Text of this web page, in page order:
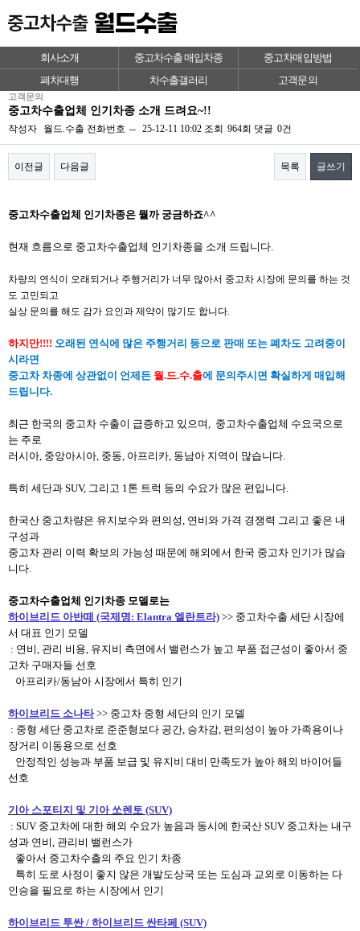
회사소개 중고차수출 매입차종
중고차매입방법
폐차대행
차수출갤러리 고객문의
고객문의
중고차수출업체 인기차종 소개 드려요~!!
작성자 월드.수출 전화번호 -- 25-12-11 10:02 조회 964회 댓글 0건
이전글 다음글 목록 글쓰기
중고차수출업체 인기차종은 뭘까 궁금하죠^^
현재 흐름으로 중고차수출업체 인기차종을 소개 드립니다.
차량의 연식이 오래되거나 주행거리가 너무 많아서 중고차 시장에 문의를 하는 것
도 고민되고
실상 문의를 해도 감가 요인과 제약이 많기도 합니다.
하지만!!!! 오래된 연식에 많은 주행거리 등으로 판매 또는 폐차도 고려중이
시라면
중고차 차종에 상관없이 언제든 월.드.수.출에 문의주시면 확실하게 매입해
드립니다.
최근 한국의 중고차 수출이 급증하고 있으며, 중고차수출업체 수요국으로
는 주로
러시아, 중앙아시아, 중동, 아프리카, 동남아 지역이 많습니다.
특히 세단과 SUV, 그리고 1톤 트럭 등의 수요가 많은 편입니다.
한국산 중고차량은 유지보수와 편의성, 연비와 가격 경쟁력 그리고 좋은 내
구성과
중고차 관리 이력 확보의 가능성 때문에 해외에서 한국 중고차 인기가 많습
니다.
중고차수출업체 인기차종 모델로는
하이브리드 아반떼 (국제명: Elantra 엘란트라) >> 중고차수출 세단 시장에
서 대표 인기 모델​
: 연비, 관리 비용, 유지비 측면에서 밸런스가 높고 부품 접근성이 좋아서 중
고차 구매자들 선호
아프리카/동남아 시장에서 특히 인기
하이브리드 소나타>> 중고차 중형 세단의 인기 모델
: 중형 세단 중고차로 준준형보다 공간, 승차감, 편의성이 높아 가족용이나
장거리 이동용으로 선호
안정적인 성능과 부품 보급 및 유지비 대비 만족도가 높아 해외 바이어들
선호
기아 스포티지 및 기아 쏘렌토 (SUV)​
: SUV 중고차에 대한 해외 수요가 높음과 동시에 한국산 SUV 중고차는 내구
성과 연비, 관리비 밸런스가
좋아서 중고차수출의 주요 인기 차종
특히 도로 사정이 좋지 않은 개발도상국 또는 도심과 교외로 이동하는 다
인승을 필요로 하는 시장에서 인기
하이브리드 투싼 / 하이브리드 싼타페 (SUV)